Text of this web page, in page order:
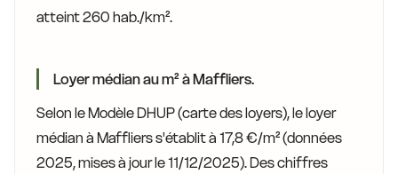
atteint 260 hab./km².
Loyer médian au m² à Maffliers.
Selon le Modèle DHUP (carte des loyers), le loyer
médian à Maffliers s'établit à 17,8 €/m² (données
2025, mises à jour le 11/12/2025). Des chiffres